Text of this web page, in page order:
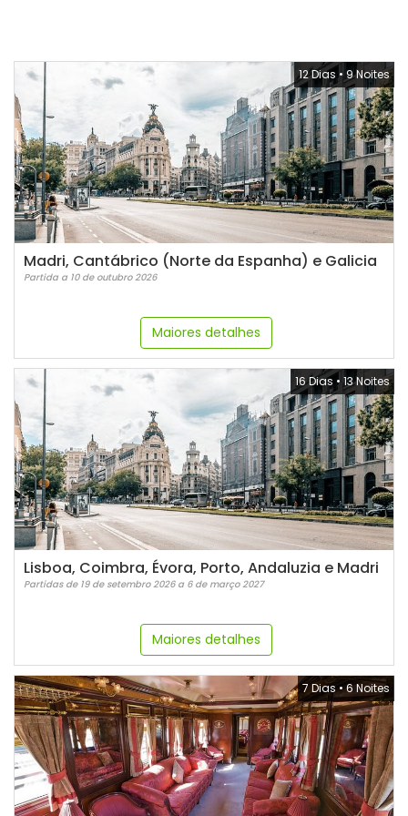
12 Dias • 9 Noites
Madri, Cantábrico (Norte da Espanha) e Galicia
Partida a 10 de outubro 2026
Maiores detalhes
16 Dias • 13 Noites
Lisboa, Coimbra, Évora, Porto, Andaluzia e Madri
Partidas de 19 de setembro 2026 a 6 de março 2027
Maiores detalhes
7 Dias •6 Noites